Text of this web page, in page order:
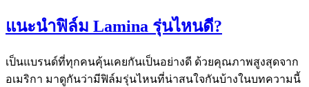
แนะนำฟิล์ม Lamina รุ่นไหนดี?
เป็นแบรนด์ที่ทุกคนคุ้นเคยกันเป็นอย่างดี ด้วยคุณภาพสูงสุดจาก
อเมริกา มาดูกันว่ามีฟิล์มรุ่นไหนที่น่าสนใจกันบ้างในบทความนี้